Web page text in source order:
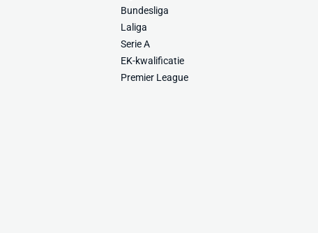
Bundesliga
Laliga
Serie A
EK-kwalificatie
Premier League